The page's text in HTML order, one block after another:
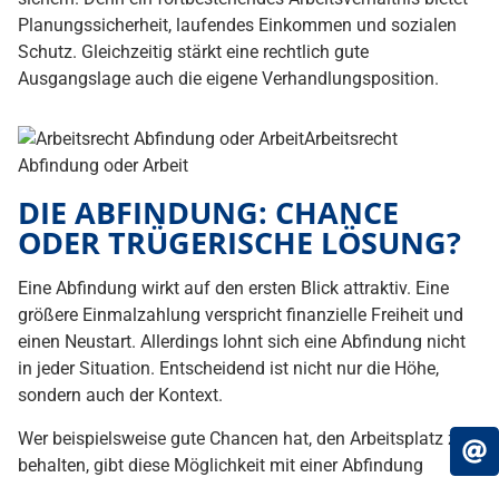
Planungssicherheit, laufendes Einkommen und sozialen
Schutz. Gleichzeitig stärkt eine rechtlich gute
Ausgangslage auch die eigene Verhandlungsposition.
DIE ABFINDUNG: CHANCE
ODER TRÜGERISCHE LÖSUNG?
Eine Abfindung wirkt auf den ersten Blick attraktiv. Eine
größere Einmalzahlung verspricht finanzielle Freiheit und
einen Neustart. Allerdings lohnt sich eine Abfindung nicht
in jeder Situation. Entscheidend ist nicht nur die Höhe,
sondern auch der Kontext.
Wer beispielsweise gute Chancen hat, den Arbeitsplatz zu
behalten, gibt diese Möglichkeit mit einer Abfindung